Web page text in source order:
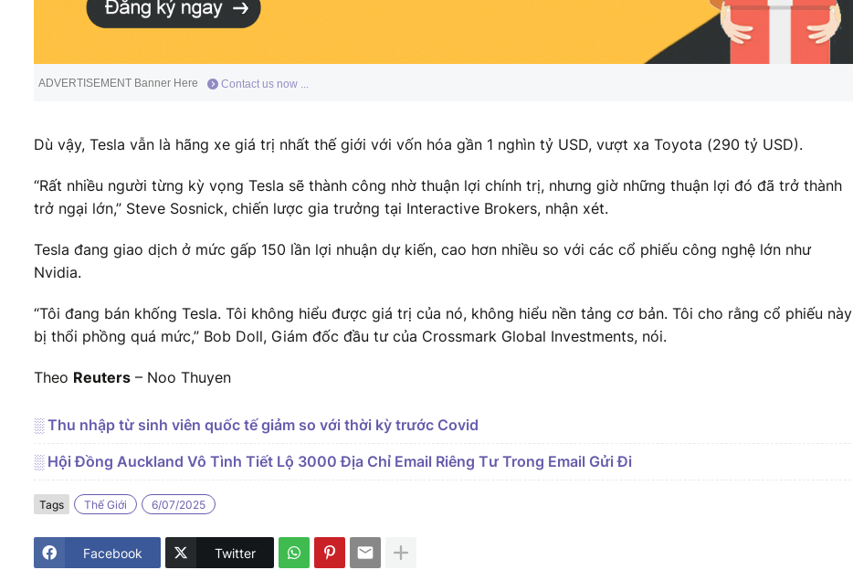
ADVERTISEMENT Banner Here Contact us now ...
Dù vậy, Tesla vẫn là hãng xe giá trị nhất thế giới với vốn hóa gần 1 nghìn tỷ USD, vượt xa Toyota (290 tỷ USD).
“Rất nhiều người từng kỳ vọng Tesla sẽ thành công nhờ thuận lợi chính trị, nhưng giờ những thuận lợi đó đã trở thành
trở ngại lớn,” Steve Sosnick, chiến lược gia trưởng tại Interactive Brokers, nhận xét.
Tesla đang giao dịch ở mức gấp 150 lần lợi nhuận dự kiến, cao hơn nhiều so với các cổ phiếu công nghệ lớn như
Nvidia.
“Tôi đang bán khống Tesla. Tôi không hiểu được giá trị của nó, không hiểu nền tảng cơ bản. Tôi cho rằng cổ phiếu này
bị thổi phồng quá mức,” Bob Doll, Giám đốc đầu tư của Crossmark Global Investments, nói.
Theo Reuters – Noo Thuyen
░ Thu nhập từ sinh viên quốc tế giảm so với thời kỳ trước Covid
░ Hội Đồng Auckland Vô Tình Tiết Lộ 3000 Địa Chỉ Email Riêng Tư Trong Email Gửi Đi
Tags Thế Giới 6/07/2025
Facebook Twitter